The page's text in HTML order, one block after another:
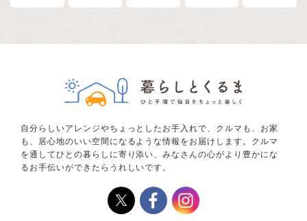
自分らしいアレンジやちょっとしたお手入れで、クルマも、お家
も、居心地のいい空間になるような情報をお届けします。クルマ
を通してひとの暮らしに寄り添い、みなさんの心がより豊かにな
るお手伝いができたらうれしいです。